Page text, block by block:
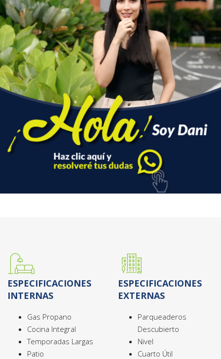
ESPECIFICACIONES
INTERNAS
Gas Propano
Cocina Integral
Temporadas Largas
Patio
ESPECIFICACIONES
EXTERNAS
Parqueaderos
Descubierto
Nivel
Cuarto Útil